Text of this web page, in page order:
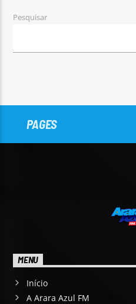
Pesquisar
PAGES
MENU
Início
A Arara Azul FM